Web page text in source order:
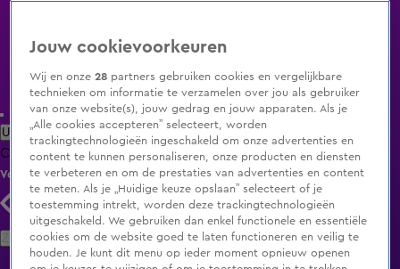
Uitzending Gemist Populaire programma's Zenders Genres
ClipsFilmsRadioSmart TV inlogShop
Volg KIJK
Zoeken
Jouw cookievoorkeuren
Wij en onze28 partners gebruiken cookies en vergelijkbare
technieken om informatie te verzamelen over jou als gebruiker
van onze website(s), jouw gedrag en jouw apparaten. Als je
„Alle cookies accepteren” selecteert, worden
trackingtechnologieën ingeschakeld om onze advertenties en
content te kunnen personaliseren, onze producten en diensten
te verbeteren en om de prestaties van advertenties en content
te meten. Als je „Huidige keuze opslaan” selecteert of je
toestemming intrekt, worden deze trackingtechnologieën
uitgeschakeld. We gebruiken dan enkel functionele en essentiële
cookies om de website goed te laten functioneren en veilig te
houden. Je kunt dit menu op ieder moment opnieuw openen